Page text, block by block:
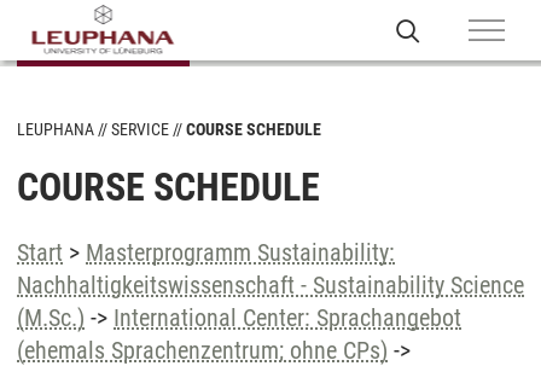
LEUPHANA SERVICE COURSE SCHEDULE
COURSE SCHEDULE
Start > Masterprogramm Sustainability:
Nachhaltigkeitswissenschaft - Sustainability Science
(M.Sc.) -> International Center: Sprachangebot
(ehemals Sprachenzentrum; ohne CPs) ->